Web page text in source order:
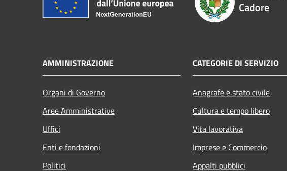
Cadore
AMMINISTRAZIONE
Organi di Governo
Aree Amministrative
Uffici
Enti e fondazioni
Politici
CATEGORIE DI SERVIZIO
Anagrafe e stato civile
Cultura e tempo libero
Vita lavorativa
Imprese e Commercio
Appalti pubblici